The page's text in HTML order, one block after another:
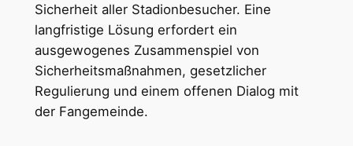
Sicherheit aller Stadionbesucher. Eine
langfristige Lösung erfordert ein
ausgewogenes Zusammenspiel von
Sicherheitsmaßnahmen, gesetzlicher
Regulierung und einem offenen Dialog mit
der Fangemeinde.